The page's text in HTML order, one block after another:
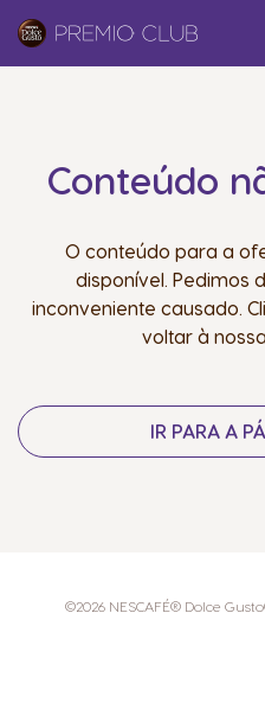
Conteúdo
O conteúdo para a
disponível. Pedimos
inconveniente causado.
voltar à
IR PARA A
©2026 NESCAFÉ® Dolce